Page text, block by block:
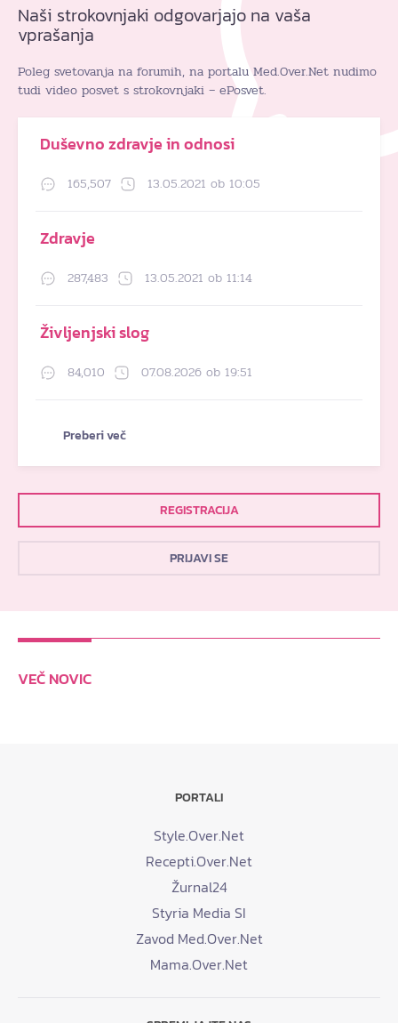
Naši strokovnjaki odgovarjajo na vaša
vprašanja
Poleg svetovanja na forumih, na portalu Med.Over.Net nudimo
tudi video posvet s strokovnjaki – ePosvet.
Duševno zdravje in odnosi
165,507 13.05.2021 ob 10:05
Zdravje
287,483 13.05.2021 ob 11:14
Življenjski slog
84,010 07.08.2026 ob 19:51
Preberi več
REGISTRACIJA
PRIJAVI SE
VEČ NOVIC
PORTALI
Style.Over.Net
Recepti.Over.Net
Žurnal24
Styria Media SI
Zavod Med.Over.Net
Mama.Over.Net